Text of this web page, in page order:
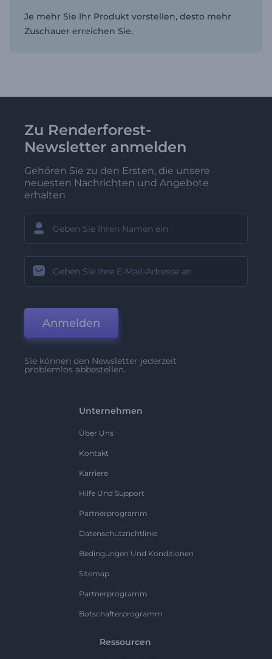
Je mehr Sie Ihr Produkt vorstellen, desto mehr
Zuschauer erreichen Sie.
Zu Renderforest-
Newsletter anmelden
Gehören Sie zu den Ersten, die unsere
neuesten Nachrichten und Angebote
erhalten
Anmelden
Sie können den Newsletter jederzeit
problemlos abbestellen.
Unternehmen
Über Uns
Kontakt
Karriere
Hilfe Und Support
Partnerprogramm
Datenschutzrichtlinie
Bedingungen Und Konditionen
Sitemap
Partnerprogramm
Botschafterprogramm
Ressourcen